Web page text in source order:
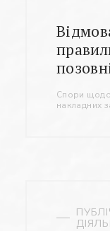
Спори щодо
накладних